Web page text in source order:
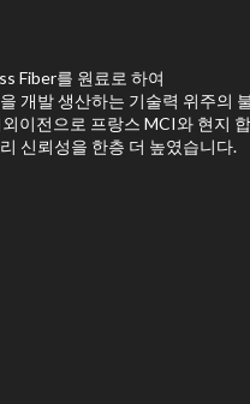
Fiber를 원료로 하여
개발 생산하는 기술력 위주의
이전으로 프랑스 MCI와 현지
신뢰성을 한층 더 높였습니다.